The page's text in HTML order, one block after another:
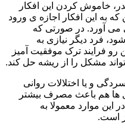
خاموش کردن این افکار
به این افکار اجازه ی ورود
می آورد. در صورتی که
فرد دیگر نیازی به
رو فرایند ترک موفقیت آمیز
مشکل را از ریشه حل کند.
و یا اختلالات روانی
ها هم باعث مصرف بیشتر
این موارد معمولا به
است.